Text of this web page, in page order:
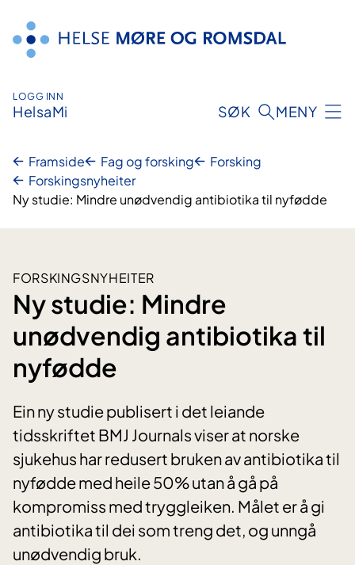
innhald
LOGG INN
HelsaMi SØK MENY
Framside Fag og forsking
Forsking
Forskingsnyheiter
Ny studie: Mindre unødvendig antibiotika til nyfødde
FORSKINGSNYHEITER
Ny studie: Mindre
unødvendig antibiotika til
nyfødde
Ein ny studie publisert i det leiande
tidsskriftet BMJ Journals viser at norske
sjukehus har redusert bruken av antibiotika til
nyfødde med heile 50% utan å gå på
kompromiss med tryggleiken. Målet er å gi
antibiotika til dei som treng det, og unngå
unødvendig bruk.